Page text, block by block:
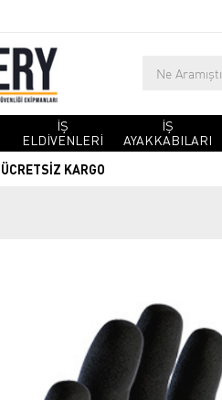
İŞ
ELDİVENLERİ
İŞ
AYAKKABILARI
ÜCRETSİZ KARGO